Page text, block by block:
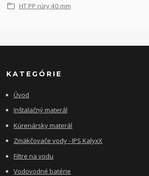
HT PP rúry 40 mm
KATEGÓRIE
Úvod
Inštalačný materál
Kúrenársky materál
Zmäkčovače vody - IPS KalyxX
Filtre na vodu
Vodovodné batérie